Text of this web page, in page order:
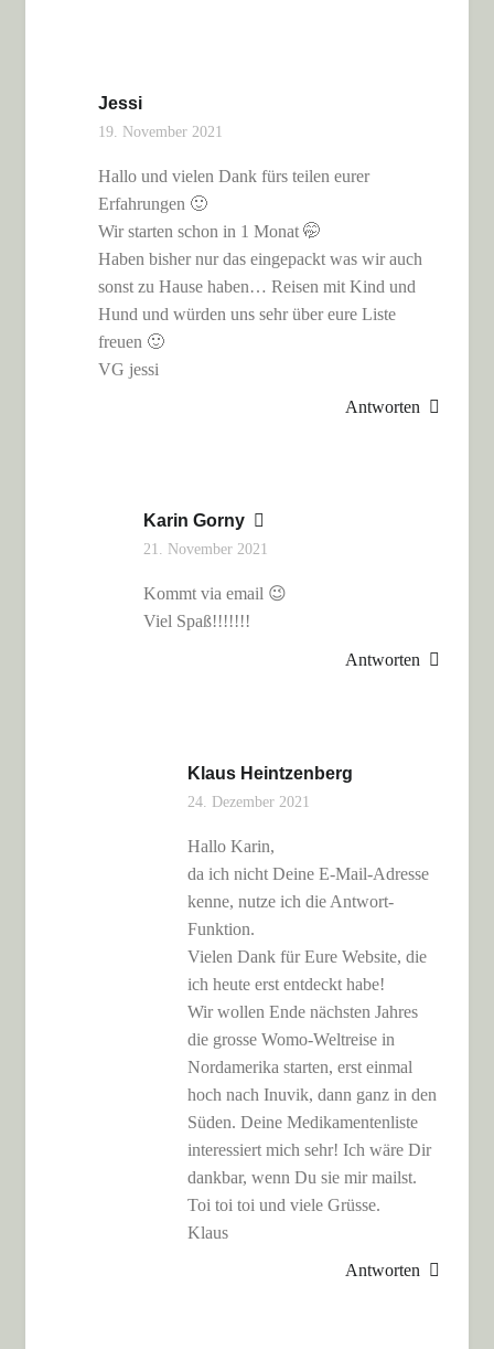
Jessi
19. November 2021
Hallo und vielen Dank fürs teilen eurer
Erfahrungen 🙂
Wir starten schon in 1 Monat 🤭
Haben bisher nur das eingepackt was wir auch
sonst zu Hause haben… Reisen mit Kind und
Hund und würden uns sehr über eure Liste
freuen 🙂
VG jessi
Antworten
Karin Gorny
21. November 2021
Kommt via email 😉
Viel Spaß!!!!!!!
Antworten
Klaus Heintzenberg
24. Dezember 2021
Hallo Karin,
da ich nicht Deine E-Mail-Adresse
kenne, nutze ich die Antwort-
Funktion.
Vielen Dank für Eure Website, die
ich heute erst entdeckt habe!
Wir wollen Ende nächsten Jahres
die grosse Womo-Weltreise in
Nordamerika starten, erst einmal
hoch nach Inuvik, dann ganz in den
Süden. Deine Medikamentenliste
interessiert mich sehr! Ich wäre Dir
dankbar, wenn Du sie mir mailst.
Toi toi toi und viele Grüsse.
Klaus
Antworten